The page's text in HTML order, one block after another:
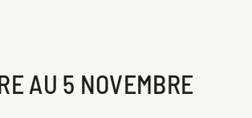
AU 5 NOVEMBRE